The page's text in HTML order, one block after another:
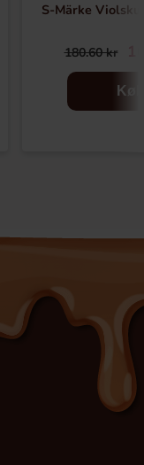
S-Märke
180.60 kr
Køb